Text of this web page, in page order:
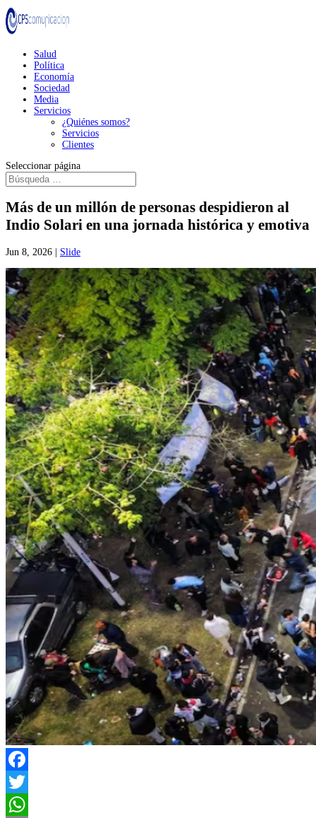
Salud
Política
Economía
Sociedad
Media
Servicios
¿Quiénes somos?
Servicios
Clientes
Seleccionar página
Más de un millón de personas despidieron al
Indio Solari en una jornada histórica y emotiva
Jun 8, 2026 Slide
Facebook
Twitter